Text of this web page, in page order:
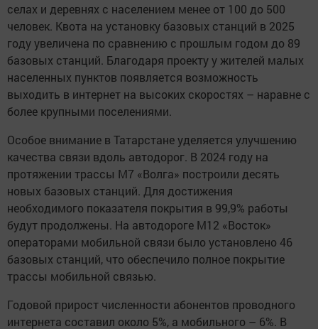
селах и деревнях с населением менее от 100 до 500
человек. Квота на установку базовых станций в 2025
году увеличена по сравнению с прошлым годом до 89
базовых станций. Благодаря проекту у жителей малых
населенных пунктов появляется возможность
выходить в интернет на высоких скоростях – наравне с
более крупными поселениями.
Особое внимание в Татарстане уделяется улучшению
качества связи вдоль автодорог. В 2024 году на
протяжении трассы М7 «Волга» построили десять
новых базовых станций. Для достижения
необходимого показателя покрытия в 99,9% работы
будут продолжены. На автодороге М12 «Восток»
операторами мобильной связи было установлено 46
базовых станций, что обеспечило полное покрытие
трассы мобильной связью.
Годовой прирост численности абонентов проводного
интернета составил около 5%, а мобильного – 6%. В